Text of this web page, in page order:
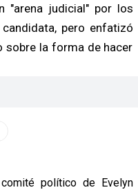
"arena judicial" por los
pero enfatizó
sobre la forma de hacer
político de Evelyn